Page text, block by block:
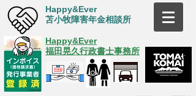
Happy&Ever
苫小牧障害年金相談所
Happy&Ever
福田晃久行政書士事務所